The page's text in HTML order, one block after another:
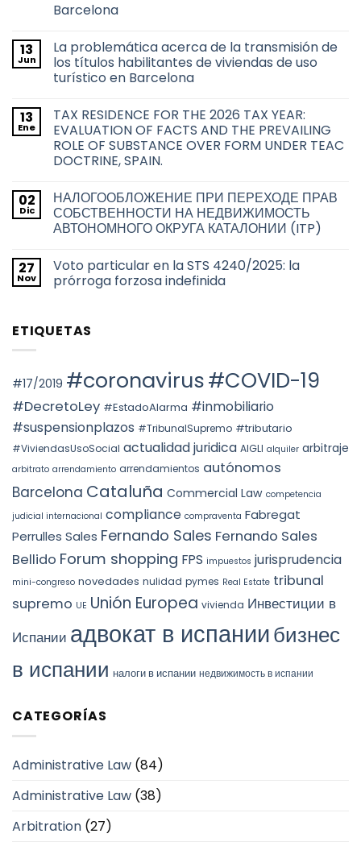
Barcelona
comentarios
en
Derecho
de
de
las
Administraciones
Públicas
sobre
las
en
la
ciudad
de
Barcelona
13
Jun
La problemática acerca de la transmisión de
los títulos habilitantes de viviendas de uso
turístico en Barcelona
comentarios
en
La
problemática
acerca
de
de
los
títulos
habilitantes
de
uso
turístico
en
13
Ene
TAX RESIDENCE FOR THE 2026 TAX YEAR:
EVALUATION OF FACTS AND THE PREVAILING
ROLE OF SUBSTANCE OVER FORM UNDER TEAC
DOCTRINE, SPAIN.
comentarios
en
TAX
RESIDENCE
2026
TAX
YEAR:
EVALUATION
THE
SUBSTANCE
OVER
UNDER
DOCTRINE,
02
Dic
НАЛОГООБЛОЖЕНИЕ ПРИ ПЕРЕХОДЕ ПРАВ
СОБСТВЕННОСТИ НА НЕДВИЖИМОСТЬ
АВТОНОМНОГО ОКРУГА КАТАЛОНИИ (ITP)
comentarios
en
НАЛОГООБЛОЖЕНИЕ
СОБСТВЕННОСТИ
НА
ОКРУГА
КАТАЛОНИИ
(ITP)
27
Nov
Voto particular en la STS 4240/2025: la
prórroga forzosa indefinida
en
Voto
STS
4240/2025:
la
prórroga
forzosa
indefinida
ETIQUETAS
#17/2019 #coronavirus#COVID-19
#DecretoLey #EstadoAlarma #inmobiliario
#suspensionplazos #TribunalSupremo #tributario
#ViviendasUsoSocial actualidad juridica AIGLI alquiler arbitraje
arbitrato arrendamiento arrendamientos autónomos
Barcelona Cataluña Commercial Law competencia
judicial internacional compliance compraventa Fabregat
Perrulles Sales Fernando Sales Fernando Sales
Bellido Forum shopping FPS impuestos jurisprudencia
mini-congreso novedades nulidad pymes Real Estate tribunal
supremo UE Unión Europea vivienda Инвестиции в
Испании адвокат в испаниибизнес
в испании налоги в испании недвижимость в испании
CATEGORÍAS
Administrative Law (84)
Administrative Law (38)
Arbitration (27)